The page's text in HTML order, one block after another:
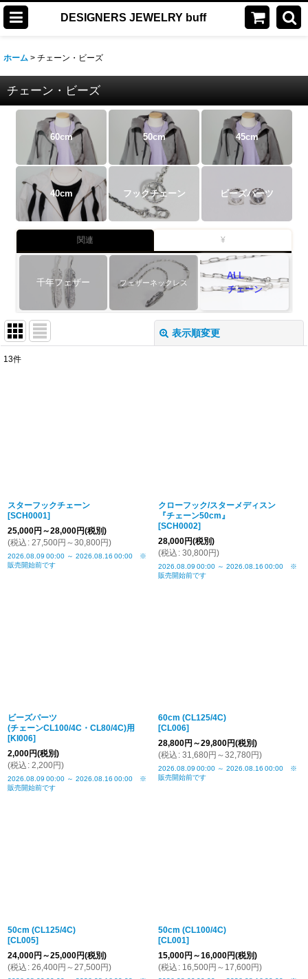
DESIGNERS JEWELRY buff
ホーム > チェーン・ビーズ
チェーン・ビーズ
60cm 50cm 45cm
40cm フックチェーン ビーズパーツ
関連 ¥
千年フェザー フェザーネックレス
ALL
チェーン
表示順変更
13件
スターフックチェーン
[SCH0001]
25,000円 ～28,000円(税別)
(税込 : 27,500円 ～30,800円)
2026.08.09 00:00 ～ 2026.08.16 00:00 ※
販売開始前です
クローフック/スターメディスン
『チェーン50cm』
[SCH0002]
28,000円(税別)
(税込 : 30,800円)
2026.08.09 00:00 ～ 2026.08.16 00:00 ※
販売開始前です
ビーズパーツ
(チェーンCL100/4C・CL80/4C)用
[KI006]
2,000円(税別)
(税込 : 2,200円)
2026.08.09 00:00 ～ 2026.08.16 00:00 ※
販売開始前です
60cm (CL125/4C)
[CL006]
28,800円 ～29,800円(税別)
(税込 : 31,680円 ～32,780円)
2026.08.09 00:00 ～ 2026.08.16 00:00 ※
販売開始前です
50cm (CL125/4C)
[CL005]
24,000円 ～25,000円(税別)
(税込 : 26,400円 ～27,500円)
50cm (CL100/4C)
[CL001]
15,000円 ～16,000円(税別)
(税込 : 16,500円 ～17,600円)